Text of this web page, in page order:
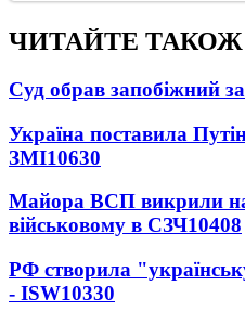
ЧИТАЙТЕ ТАКОЖ
Суд обрав запобіжний
Україна поставила
ЗМІ10630
Майора ВСП викрили
військовому в СЗЧ10408
РФ створила
- ISW10330